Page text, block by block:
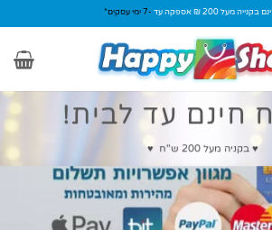
מעל 200 ₪ אספקה עד -7 ימי עסקים*
חינם עד לבית!
♥ בקניה מעל 200 ש"ח ♥